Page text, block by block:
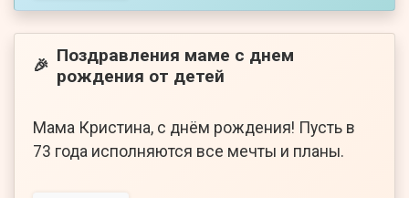
🎉 Поздравления маме с днем
рождения от детей
Мама Кристина, с днём рождения! Пусть в
73 года исполняются все мечты и планы.